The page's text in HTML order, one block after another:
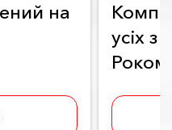
на
усіх